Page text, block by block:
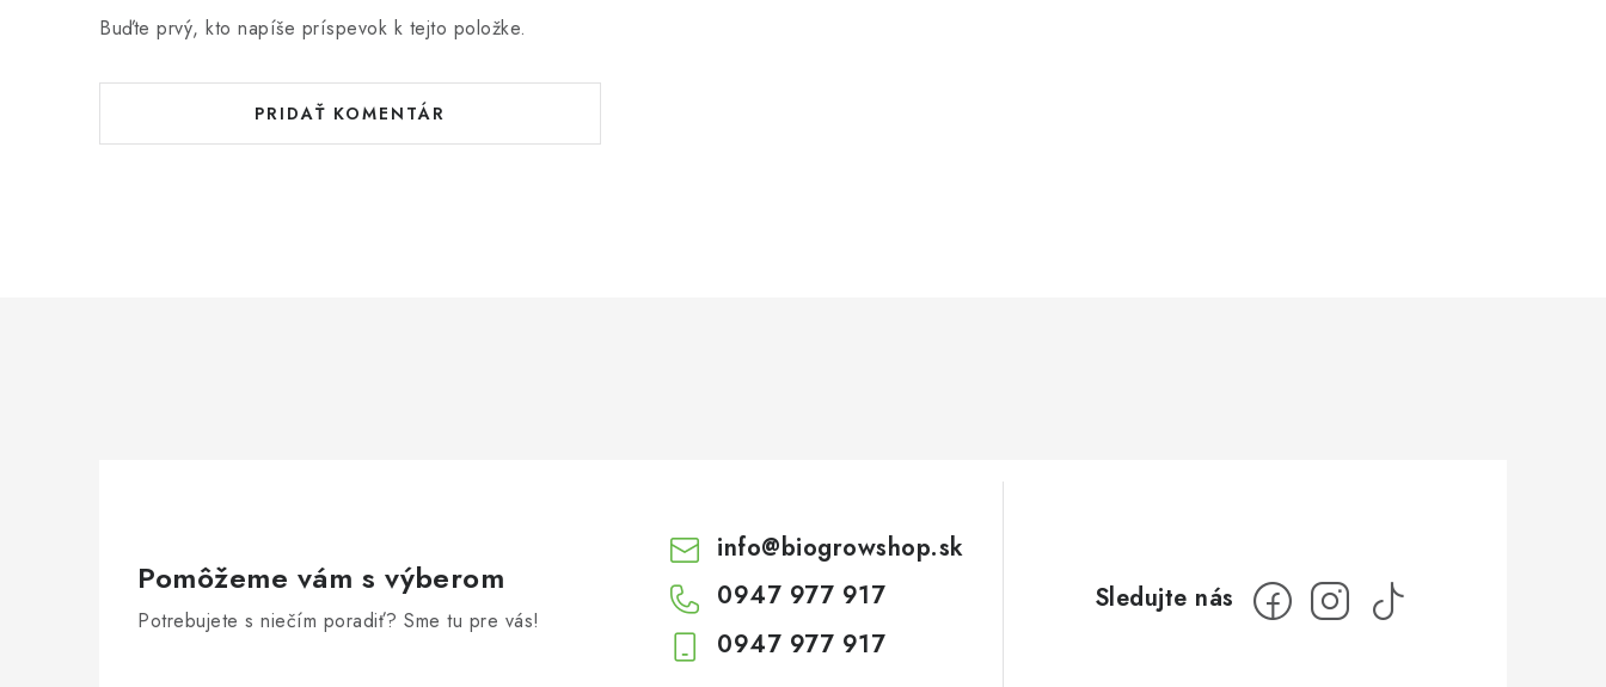
Buďte prvý, kto napíše príspevok k tejto položke.
PRIDAŤ KOMENTÁR
Pomôžeme vám s výberom
Potrebujete s niečím poradiť? Sme tu pre vás!
info@biogrowshop.sk
0947 977 917
0947 977 917